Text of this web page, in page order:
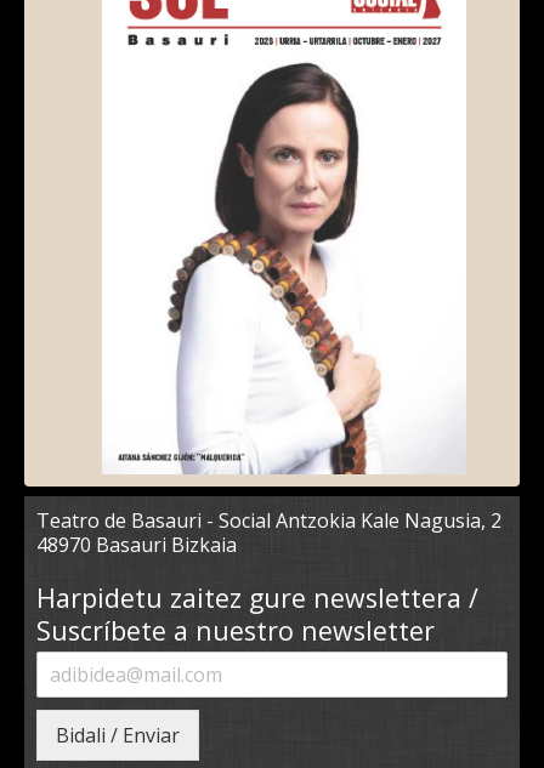
Teatro de Basauri - Social Antzokia Kale Nagusia, 2
48970 Basauri Bizkaia
Harpidetu zaitez gure newslettera /
Suscríbete a nuestro newsletter
Bidali / Enviar